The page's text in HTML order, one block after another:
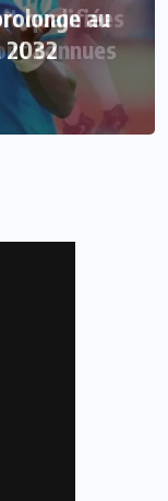
au
2032